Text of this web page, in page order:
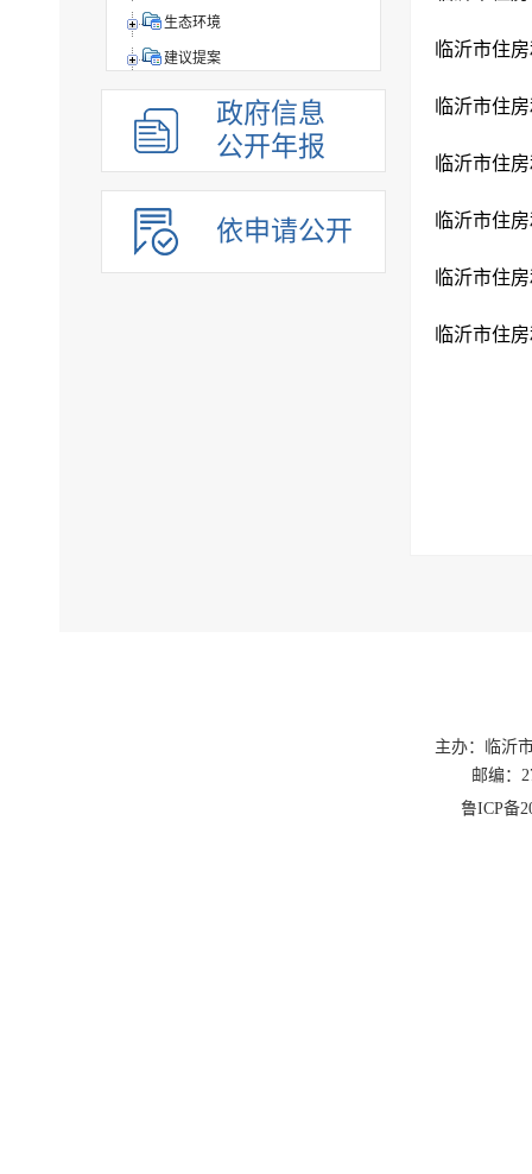
生态环境
建议提案
组织管理
应急管理
重点领域
法制政府建设工作年报
政府信息
公开年报
依申请公开
主办：临沂
邮编：
鲁ICP备